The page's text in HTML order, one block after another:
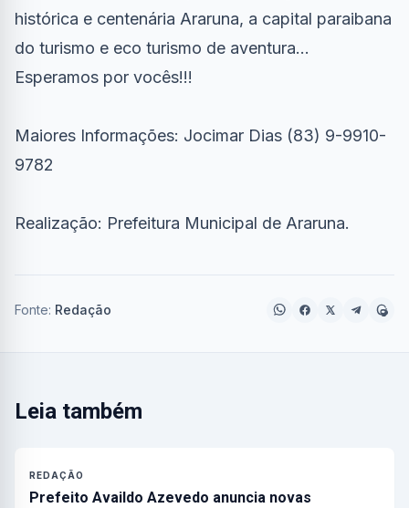
histórica e centenária Araruna, a capital paraibana
do turismo e eco turismo de aventura...
Esperamos por vocês!!!
Maiores Informações: Jocimar Dias (83) 9-9910-
9782
Realização: Prefeitura Municipal de Araruna.
Fonte: Redação
Leia também
REDAÇÃO
Prefeito Availdo Azevedo anuncia novas